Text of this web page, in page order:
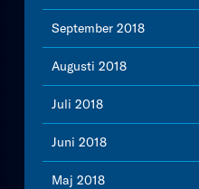
September 2018
Augusti 2018
Juli 2018
Juni 2018
Maj 2018